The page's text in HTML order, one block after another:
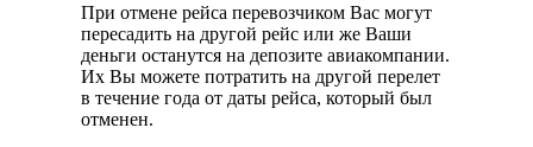
При отмене рейса перевозчиком Вас могут
пересадить на другой рейс или же Ваши
деньги останутся на депозите авиакомпании.
Их Вы можете потратить на другой перелет
в течение года от даты рейса, который был
отменен.